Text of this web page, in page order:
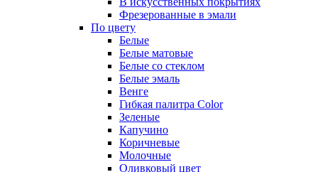
Фрезерованные в эмали
По цвету
Белые
Белые матовые
Белые со стеклом
Белые эмаль
Венге
Гибкая палитра Color
Зеленые
Капучино
Коричневые
Молочные
Оливковый цвет